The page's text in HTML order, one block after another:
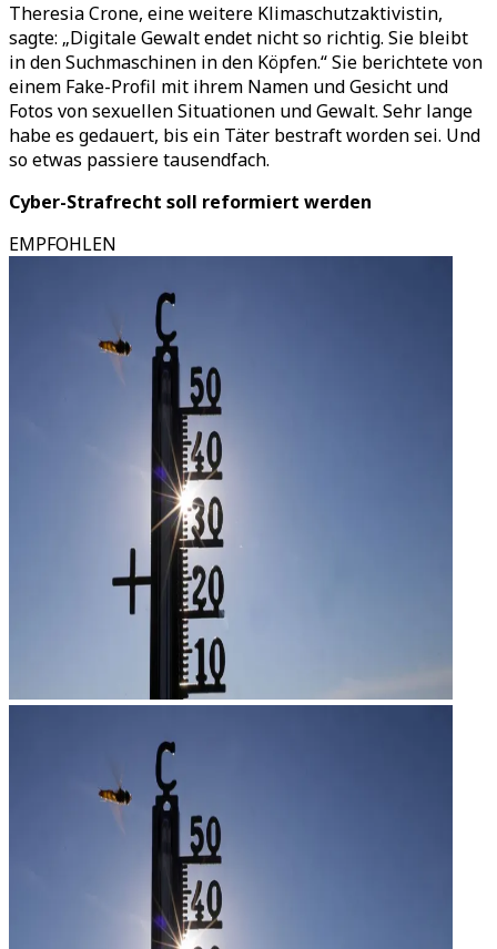
Theresia Crone, eine weitere Klimaschutzaktivistin,
sagte: „Digitale Gewalt endet nicht so richtig. Sie bleibt
in den Suchmaschinen in den Köpfen.“Sie berichtete von
einem Fake-Profil mit ihrem Namen und Gesicht und
Fotos von sexuellen Situationen und Gewalt. Sehr lange
habe es gedauert, bis ein Täter bestraft worden sei. Und
so etwas passiere tausendfach.
Cyber-Strafrecht soll reformiert werden
EMPFOHLEN